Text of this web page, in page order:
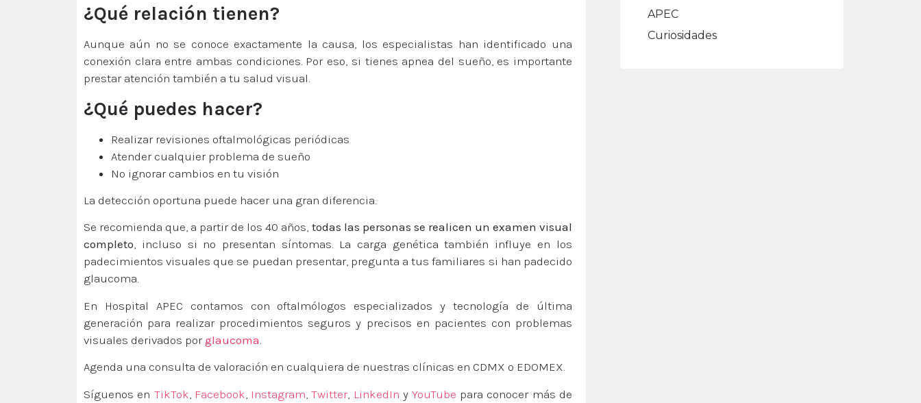
¿Qué relación tienen?
Aunque aún no se conoce exactamente la causa, los especialistas han identificado una
conexión clara entre ambas condiciones. Por eso, si tienes apnea del sueño, es importante
prestar atención también a tu salud visual.
¿Qué puedes hacer?
Realizar revisiones oftalmológicas periódicas
Atender cualquier problema de sueño
No ignorar cambios en tu visión
La detección oportuna puede hacer una gran diferencia.
Se recomienda que, a partir de los 40 años, todas las personas se realicen un examen visual
completo, incluso si no presentan síntomas. La carga genética también influye en los
padecimientos visuales que se puedan presentar, pregunta a tus familiares si han padecido
glaucoma.
En Hospital APEC contamos con oftalmólogos especializados y tecnología de última
generación para realizar procedimientos seguros y precisos en pacientes con problemas
visuales derivados por glaucoma
Agenda una consulta de valoración en cualquiera de nuestras clínicas en CDMX o EDOMEX.
Síguenos en TikTok Facebook Instagram ,Twitter LinkedIn y YouTube para conocer más de
APEC
Curiosidades